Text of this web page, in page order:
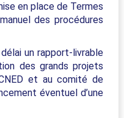
en place de Termes
des procédures
un rapport-livrable
des grands projets
et au comité de
éventuel d’une